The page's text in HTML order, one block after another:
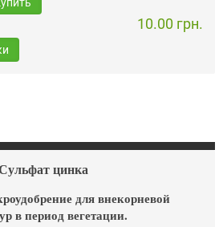
10.00 грн.
цинка
для внекорневой
в период вегетации.